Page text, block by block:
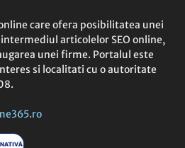
care ofera posibilitatea unei
articolelor SEO online,
unei firme. Portalul este
si localitati cu o autoritate